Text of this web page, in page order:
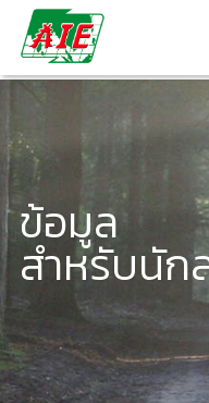
ข้อมูล
สำหรับนัก